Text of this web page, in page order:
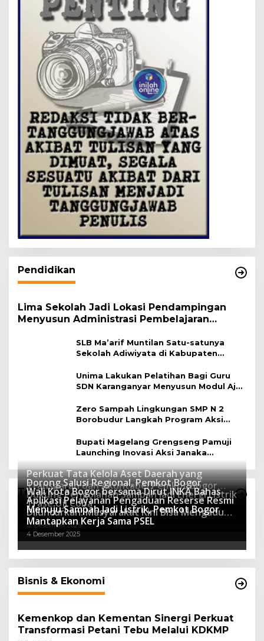
Pendidikan
Lima Sekolah Jadi Lokasi Pendampingan
Menyusun Administrasi Pembelajaran
SLB Ma’arif Muntilan Satu-satunya
Sekolah Adiwiyata di Kabupaten
Unima Lakukan Pelatihan Bagi Guru
SDN Karanganyar Menyusun Modul Ajar
Zero Sampah Lingkungan SMP N 2
Borobudur Langkah Program Aksi
Bupati Magelang Grengseng Pamuji
Launching Inovasi Aksi Janaka
Program Sekolah Adiwiyata
Teknologi
Perkuat Tata Kelola Aset Daerah yang
Transparan dan Akuntabel Pemkot Bogor
Luncurkan SIMASDA
8 Juli 2026
Dorong Salusi Regional, Pemkot Bogor
Dukung Pengolahan Sampah Jadi Energi Listrik
8 April 2026
Wali Kota Bogor bersama Dirut INKA Bahas
Trase Uji Coba
7 Januari 2026
Aplikasi Pelayanan Pengaduan Reserse Resmi
Diluncurkan: Masyarakat Kini Bisa Mengadu
Lebih Cepat, Mudah, dan Terintegrasi
12 Desember 2025
Menuju Sampah Jadi Listrik, Pemkot Bogor
Mantapkan Kerja Sama PSEL
4 Desember 2025
Bisnis & Ekonomi
Kemenkop dan Kementan Sinergi Perkuat
Transformasi Petani Tebu Melalui KDKMP